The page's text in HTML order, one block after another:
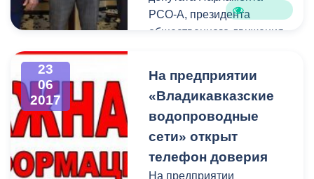
РСО-А, президента
общественного движения
АМС Владикавказа Борис
Албегов в торжественной
обстановке вручил
двукратному чемпиону
мира, чемпиону Европы
среди профессионалов по
23
06
2017
На предприятии
«Владикавказские
водопроводные
сети» открыт
телефон доверия
На предприятии